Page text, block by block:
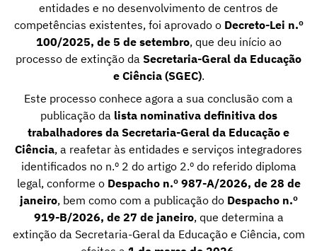
entidades e no desenvolvimento de centros de
competências existentes, foi aprovado o Decreto-Lei n.º
100/2025, de 5 de setembro, que deu início ao
processo de extinção da Secretaria-Geral da Educação
e Ciência (SGEC).
Este processo conhece agora a sua conclusão com a
publicação da lista nominativa definitiva dos
trabalhadores da Secretaria-Geral da Educação e
Ciência, a reafetar às entidades e serviços integradores
identificados no n.º 2 do artigo 2.º do referido diploma
legal, conforme o Despacho n.º 987-A/2026, de 28 de
janeiro, bem como com a publicação do Despacho n.º
919-B/2026, de 27 de janeiro, que determina a
extinção da Secretaria-Geral da Educação e Ciência, com